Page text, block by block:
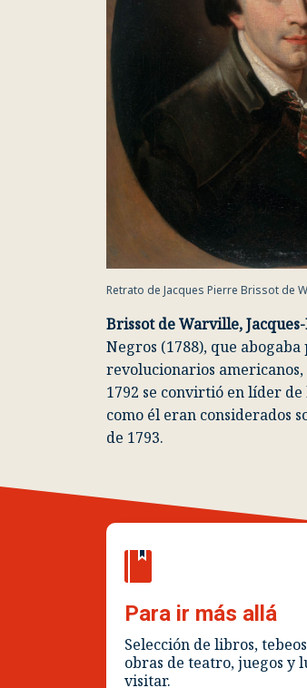
Retrato de Jacques Pierre Brissot de
Brissot de Warville,
Negros (1788), que
revolucionarios
1792 se convirtió en líder de
como él eran considerados
de 1793.
Para ir más allá
Selección de libros,
obras de teatro, juegos y
visitar.